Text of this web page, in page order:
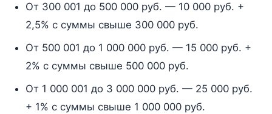
От 300 001 до 500 000 руб. — 10 000 руб. +
2,5% с суммы свыше 300 000 руб.
От 500 001 до 1 000 000 руб. — 15 000 руб. +
2% с суммы свыше 500 000 руб.
От 1 000 001 до 3 000 000 руб. — 25 000 руб.
+ 1% с суммы свыше 1 000 000 руб.